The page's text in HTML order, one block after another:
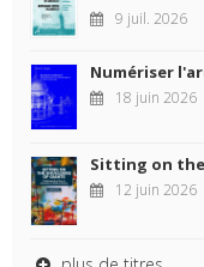
9 juil. 2026
Numériser
18 juin 2026
Sitting on
12 juin 2026